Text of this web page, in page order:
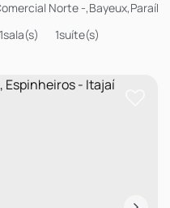
Norte ,Bayeux,Paraíba
1sala(s) 1suíte(s)